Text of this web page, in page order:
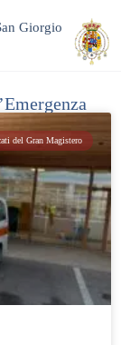
Giorgio
del Gran Magistero